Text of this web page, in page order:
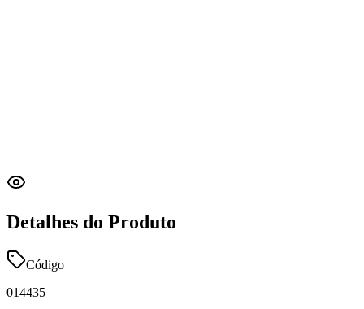
Detalhes do Produto
Código
014435